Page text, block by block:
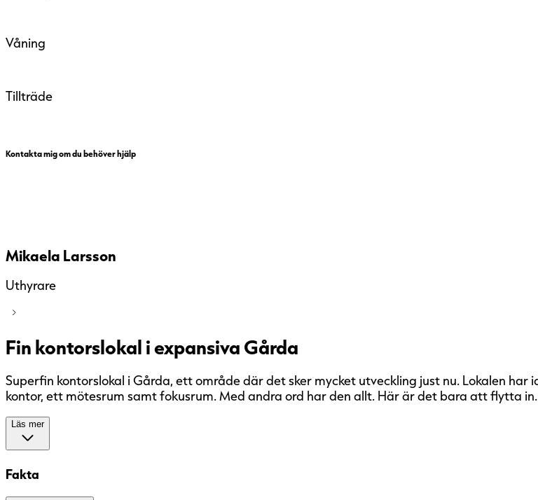
Våning
Tillträde
Kontakta mig om du behöver hjälp
Mikaela Larsson
Uthyrare
Fin kontorslokal i expansiva Gårda
Superfin kontorslokal i Gårda, ett område där det sker mycket utveckling just nu. Lokalen har idag mestadels en öppen planlösning med möjlighet till ett par egna
kontor, ett mötesrum samt fokusrum. Med andra ord har den allt. Här är det bara att flytta in.
Läs mer
Fakta